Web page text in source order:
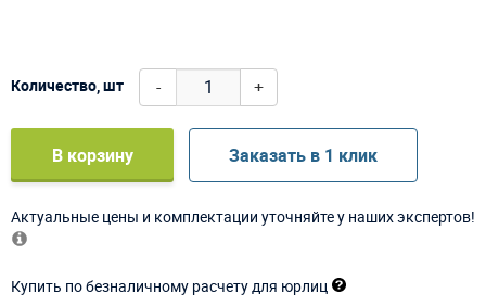
Количество, шт - +
В корзину Заказать в 1 клик
Актуальные цены и комплектации уточняйте у наших экспертов!
Купить по безналичному расчету для юрлиц